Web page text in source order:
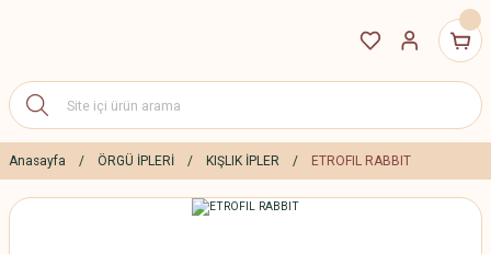
Anasayfa ÖRGÜ İPLERİ KIŞLIK İPLER ETROFIL RABBIT